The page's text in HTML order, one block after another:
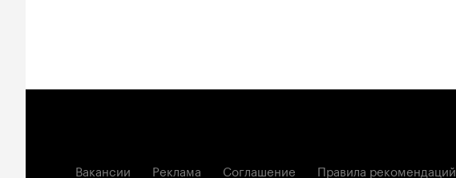
Вакансии Реклама Соглашение Правила рекомендаций